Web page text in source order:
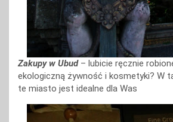
Zakupy w Ubud– lubicie ręcznie
ekologiczną żywność i kosmetyki? W
te miasto jest idealne dla Was